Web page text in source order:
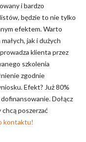
i bardzo
będzie to nie tylko
efektem. Warto
jak i dużych
klienta przez
szkolenia
zgodnie
Efekt? Już 80%
Dołącz
poszerzać
kontaktu!